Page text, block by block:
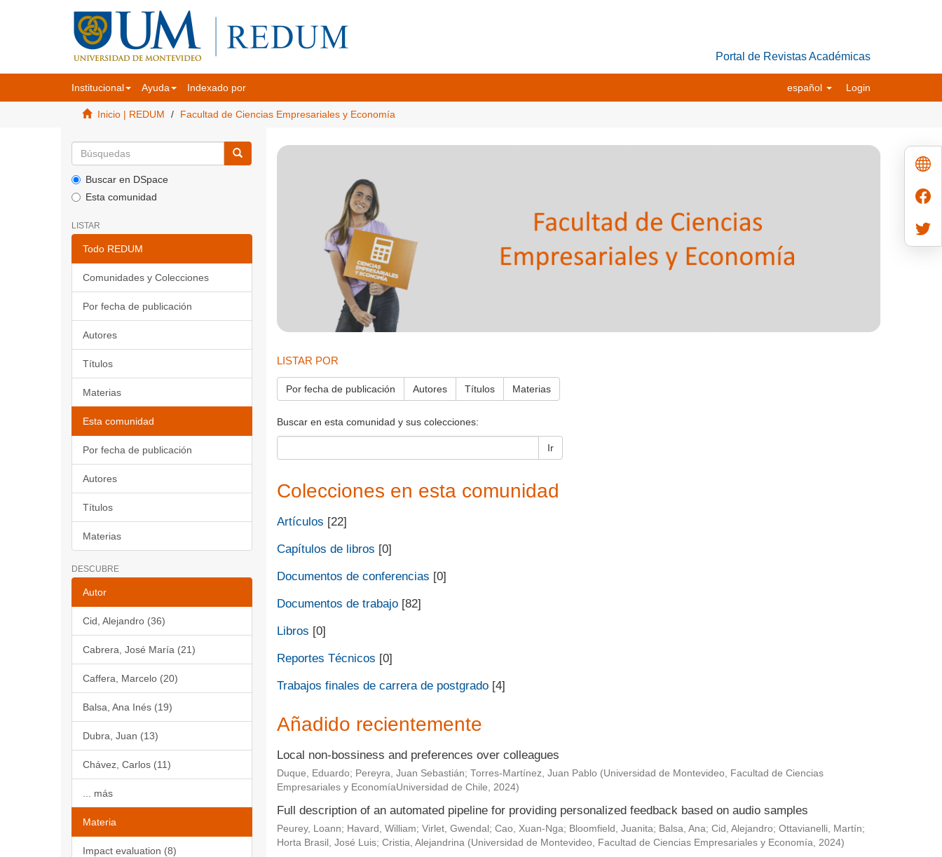
Portal de Revistas Académicas
Institucional Ayuda Indexado por español Login
Inicio | REDUM Facultad de Ciencias Empresariales y Economía
Buscar en DSpace
Esta comunidad
LISTAR
Todo REDUM
Comunidades y Colecciones
Por fecha de publicación
Autores
Títulos
Materias
Esta comunidad
Por fecha de publicación
Autores
Títulos
Materias
DESCUBRE
Autor
Cid, Alejandro (36)
Cabrera, José María (21)
Caffera, Marcelo (20)
Balsa, Ana Inés (19)
Dubra, Juan (13)
Chávez, Carlos (11)
... más
Materia
Impact evaluation (8)
LISTAR POR
Por fecha de publicación Autores Títulos Materias
Buscar en esta comunidad y sus colecciones:
Ir
Colecciones en esta comunidad
Artículos [22]
Capítulos de libros [0]
Documentos de conferencias [0]
Documentos de trabajo[82]
Libros [0]
Reportes Técnicos [0]
Trabajos finales de carrera de postgrado[4]
Añadido recientemente
Local non-bossiness and preferences over colleagues
Duque, Eduardo; Pereyra, Juan Sebastián; Torres-Martínez, Juan Pablo (Universidad de Montevideo, Facultad de Ciencias
Empresariales y EconomíaUniversidad de Chile, 2024)
Full description of an automated pipeline for providing personalized feedback based on audio samples
Peurey, Loann; Havard, William; Virlet, Gwendal ; Cao, Xuan-Nga; Bloomfield, Juanita; Balsa, Ana; Cid, Alejandro; Ottavianelli, Martín;
Horta Brasil, José Luis; Cristia, Alejandrina (Universidad de Montevideo, Facultad de Ciencias Empresariales y Economía, 2024)